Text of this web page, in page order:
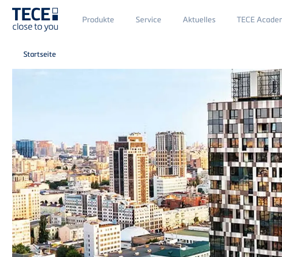
Direkt zum Inhalt
Main
Menü
Produkte Service Aktuelles TECE
Breadcrumb
Startseite